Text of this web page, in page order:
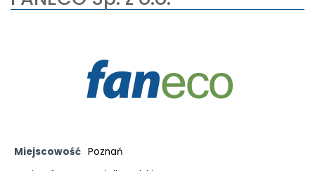
Miejscowość Poznań